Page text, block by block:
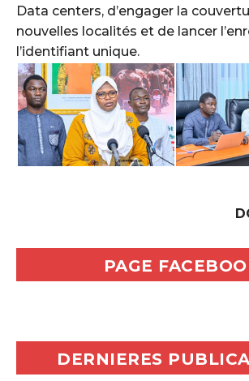
Data centers, d’engager la
nouvelles localités et de lancer
l’identifiant unique.
PAGE
DERNIERES